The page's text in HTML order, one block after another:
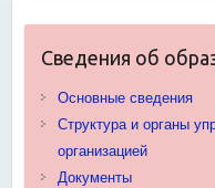
Сведения об
Основные сведения
Структура и органы
организацией
Документы